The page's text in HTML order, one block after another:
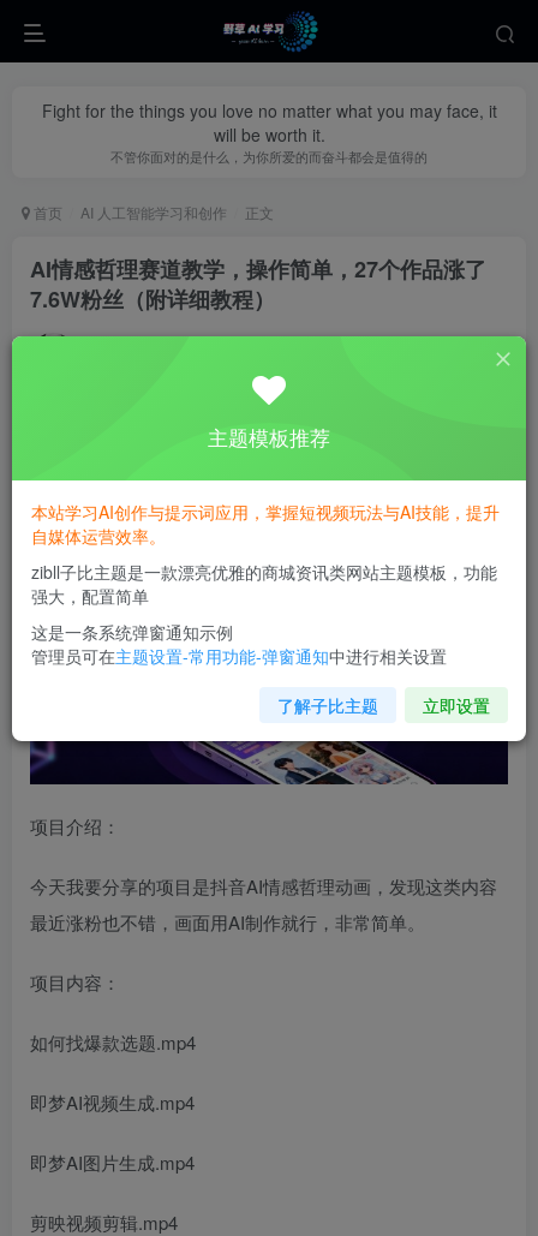
Fight for the things you love no matter what you may face, it
will be worth it.
不管你面对的是什么，为你所爱的而奋斗都会是值得的
首页 AI 人工智能学习和创作 正文
AI情感哲理赛道教学，操作简单，27个作品涨了
7.6W粉丝（附详细教程）
私信
项目介绍：
今天我要分享的项目是抖音AI情感哲理动画，发现这类内容
最近涨粉也不错，画面用AI制作就行，非常简单。
项目内容：
如何找爆款选题.mp4
即梦AI视频生成.mp4
即梦AI图片生成.mp4
剪映视频剪辑.mp4
主题模板推荐
本站学习AI创作与提示词应用，掌握短视频玩法与AI技能，提升
自媒体运营效率。
zibll子比主题是一款漂亮优雅的商城资讯类网站主题模板，功能
强大，配置简单
这是一条系统弹窗通知示例
管理员可在主题设置-常用功能-弹窗通知中进行相关设置
了解子比主题 立即设置